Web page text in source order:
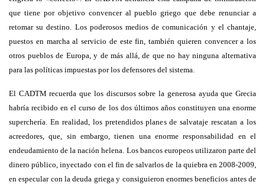
que tiene por objetivo convencer al pueblo griego que debe renunciar a
retomar su destino. Los poderosos medios de comunicación y el chantaje,
puestos en marcha al servicio de este fin, también quieren convencer a los
otros pueblos de Europa, y de más allá, de que no hay ninguna alternativa
para las políticas impuestas por los defensores del sistema.
El CADTM recuerda que los discursos sobre la generosa ayuda que Grecia
habría recibido en el curso de los dos últimos años constituyen una enorme
superchería. En realidad, los pretendidos planes de salvataje rescatan a los
acreedores, que, sin embargo, tienen una enorme responsabilidad en el
endeudamiento de la nación helena. Los bancos europeos utilizaron parte del
dinero público, inyectado con el fin de salvarlos de la quiebra en 2008-2009,
en especular con la deuda griega y consiguieron enormes beneficios antes de